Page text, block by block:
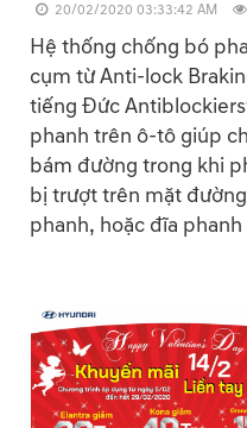
20/02/2020 03:33:42 AM
Hệ thống chống bó
cụm từ Anti-lock
tiếng Đức
phanh trên ô-tô giúp
bám đường trong khi
bị trượt trên mặt
phanh, hoặc đĩa